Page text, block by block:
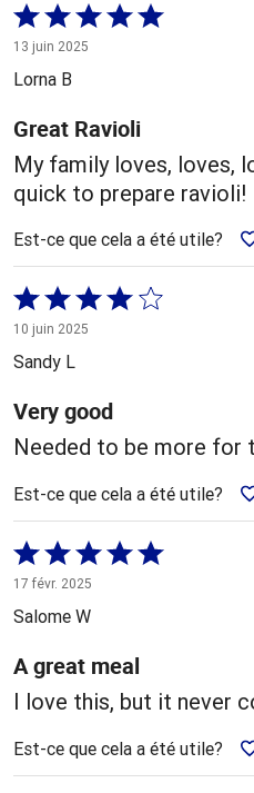
Coté
5 sur
5
13 juin 2025
Lorna B
Great Ravioli
My family loves, loves,
quick to prepare ravioli!
Est-ce que cela a été utile?
Coté
4 sur
5
10 juin 2025
Sandy L
Very good
Needed to be more for
Est-ce que cela a été utile?
Coté
5 sur
5
17 févr. 2025
Salome W
A great meal
I love this, but it never
Est-ce que cela a été utile?